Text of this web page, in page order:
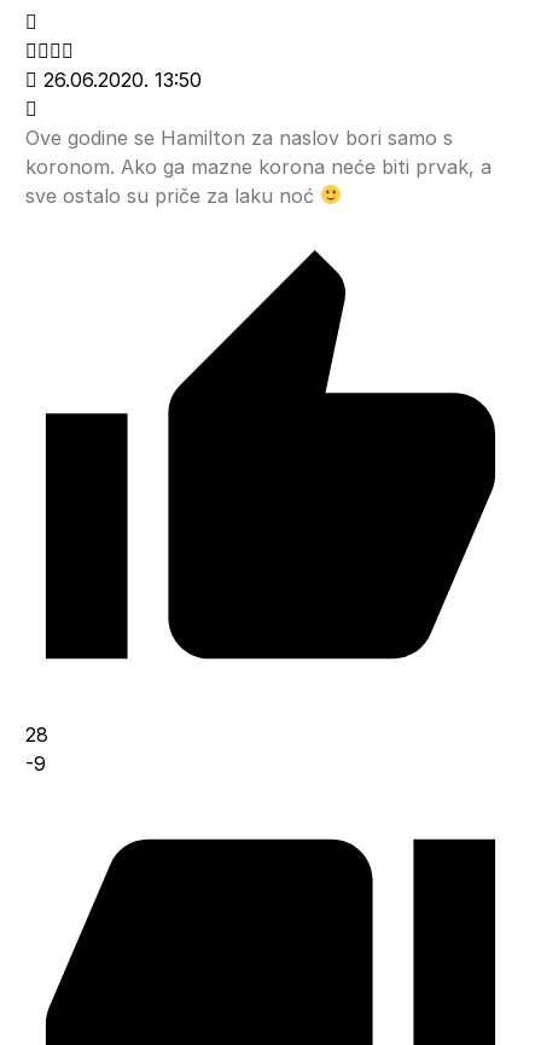
26.06.2020. 13:50
Ove godine se Hamilton za naslov bori samo s
koronom. Ako ga mazne korona neće biti prvak, a
sve ostalo su priče za laku noć
28
-9